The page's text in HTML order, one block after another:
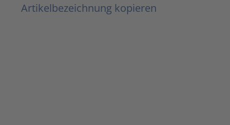
Artikelbezeichnung kopieren